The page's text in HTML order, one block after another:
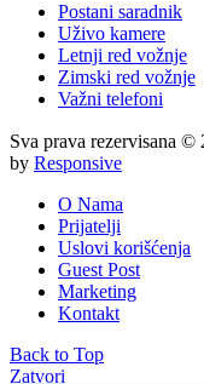
Postani saradnik
Uživo kamere
Letnji red vožnje
Zimski red vožnje
Važni telefoni
Sva prava rezervisana
by Responsive
O Nama
Prijatelji
Uslovi korišćenja
Guest Post
Marketing
Kontakt
Back to Top
Zatvori